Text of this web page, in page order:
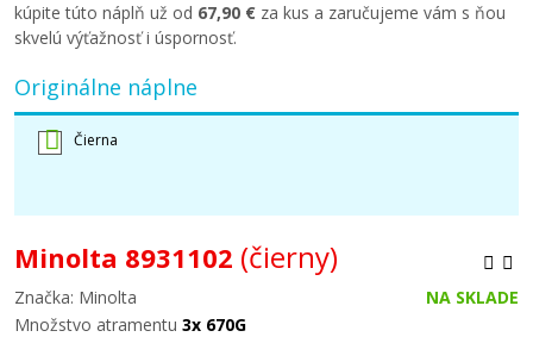
kúpite túto náplň už od 67,90 € za kus a zaručujeme vám s ňou
skvelú výťažnosť i úspornosť.
Originálne náplne
Čierna
Minolta 8931102 (čierny)
Značka: Minolta
NA SKLADE
Množstvo atramentu 3x 670G